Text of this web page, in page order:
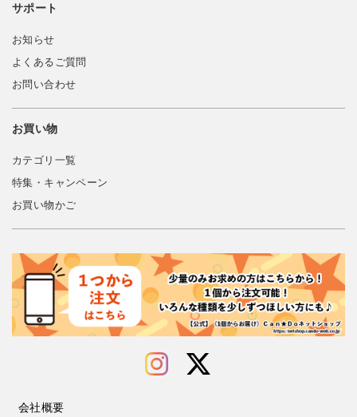
サポート
お知らせ
よくあるご質問
お問い合わせ
お買い物
カテゴリ一覧
特集・キャンペーン
お買い物かご
会社概要